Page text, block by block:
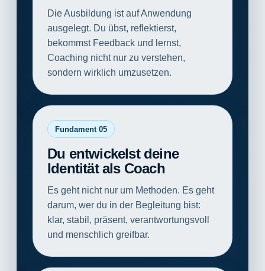
Die Ausbildung ist auf Anwendung
ausgelegt. Du übst, reflektierst,
bekommst Feedback und lernst,
Coaching nicht nur zu verstehen,
sondern wirklich umzusetzen.
Fundament 05
Du entwickelst deine
Identität als Coach
Es geht nicht nur um Methoden. Es geht
darum, wer du in der Begleitung bist:
klar, stabil, präsent, verantwortungsvoll
und menschlich greifbar.